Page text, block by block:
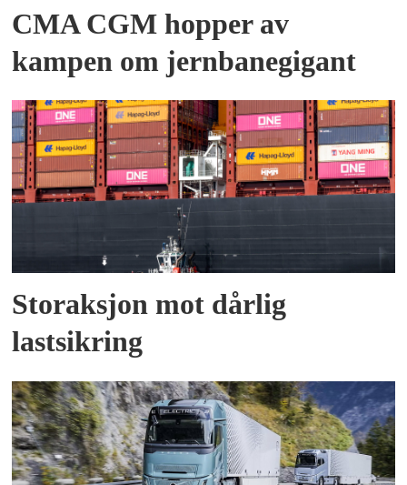
CMA CGM hopper av
kampen om jernbanegigant
Storaksjon mot dårlig
lastsikring